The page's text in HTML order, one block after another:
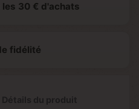
les 30 € d'achats
fidélité